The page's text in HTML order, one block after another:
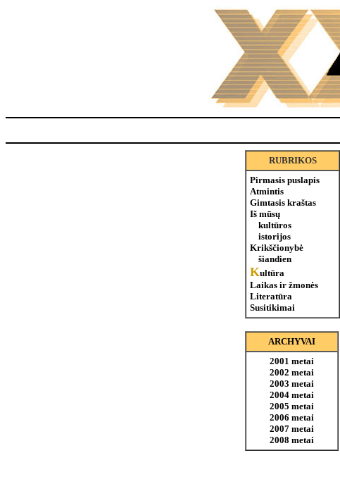
RUBRIKOS
Pirmasis puslapis
Atmintis
Gimtasis kraštas
Iš mūsų
kultūros
istorijos
Krikščionybė
šiandien
Kultūra
Laikas ir žmonės
Literatūra
Susitikimai
ARCHYVAI
2001 metai
2002 metai
2003 metai
2004 metai
2005 metai
2006 metai
2007 metai
2008 metai